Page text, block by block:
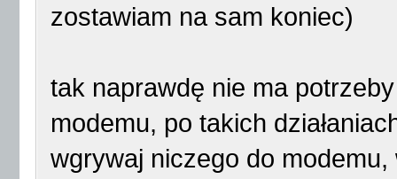
zostawiam na sam koniec)
tak naprawdę nie ma
modemu, po takich
wgrywaj niczego do